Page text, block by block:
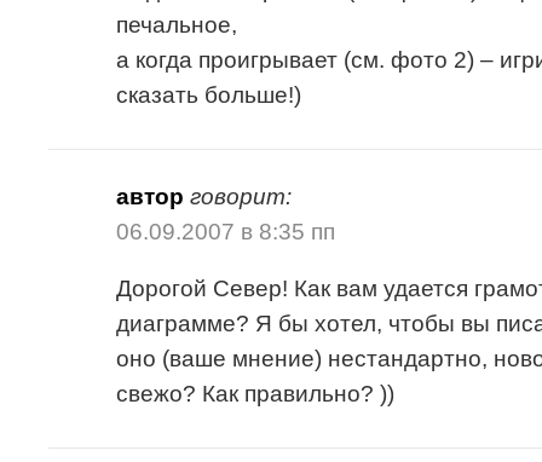
печальное,
а когда проигрывает (см. фото 2) –
сказать больше!)
автор говорит:
06.09.2007 в 8:35 пп
Дорогой Север! Как вам удается
диаграмме? Я бы хотел, чтобы вы
оно (ваше мнение) нестандартно,
свежо? Как правильно? ))